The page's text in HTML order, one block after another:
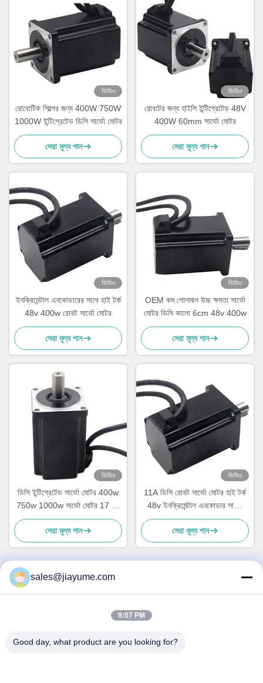
ভিডিও
রোবোটিক শিল্পের জন্য 400W 750W
1000W ইন্টিগ্রেটেড ডিসি সার্ভো মোটর
সেরা মূল্য পান
ভিডিও
রোবটের জন্য হাইলি ইন্টিগ্রেটেড 48V
400W 60mm সার্ভো মোটর
সেরা মূল্য পান
ভিডিও
ইনক্রিমেন্টাল এনকোডারের সাথে হাই টর্ক
48v 400w রোবট সার্ভো মোটর
সেরা মূল্য পান
ভিডিও
OEM কম গোলমাল উচ্চ ক্ষমতা সার্ভো
মোটর ডিসি কালো 6cm 48v 400w
সেরা মূল্য পান
ভিডিও
ডিসি ইন্টিগ্রেটেড সার্ভো মোটর 400w
750w 1000w সার্ভো মোটর 17 বিট
এনকোডার সহ
সেরা মূল্য পান
ভিডিও
11A ডিসি রোবট সার্ভো মোটর হাই টর্ক
48v ইনক্রিমেন্টাল এনকোডার সার্ভো
মোটর সহ
সেরা মূল্য পান
দ্রুত যোগাযোগ
ফ্লোর 501, কুনহুই রোড নং 25, জোন 72, জিংডং কমিউনিটি, জিন'আন স্ট্রিট,
sales@jiayume.com
9:07 PM
Good day, what product are you looking for?